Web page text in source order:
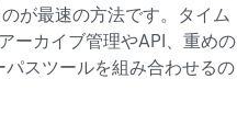
が最速の方法です。タイム
ーカイブ管理やAPI、重めの
スツールを組み合わせるの